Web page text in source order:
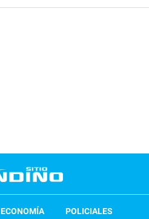
ECONOMÍA POLICIALES